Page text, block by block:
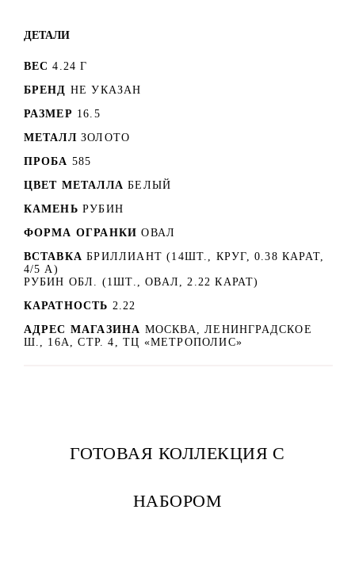
ДЕТАЛИ
ВЕС 4.24 Г
БРЕНД НЕ УКАЗАН
РАЗМЕР 16.5
МЕТАЛЛ ЗОЛОТО
ПРОБА 585
ЦВЕТ МЕТАЛЛА БЕЛЫЙ
КАМЕНЬ РУБИН
ФОРМА ОГРАНКИ ОВАЛ
ВСТАВКА БРИЛЛИАНТ (14ШТ., КРУГ, 0.38 КАРАТ,
4/5 А)
РУБИН ОБЛ. (1ШТ., ОВАЛ, 2.22 КАРАТ)
КАРАТНОСТЬ 2.22
АДРЕС МАГАЗИНА МОСКВА, ЛЕНИНГРАДСКОЕ
Ш., 16А, СТР. 4, ТЦ «МЕТРОПОЛИС»
ГОТОВАЯ КОЛЛЕКЦИЯ С
НАБОРОМ